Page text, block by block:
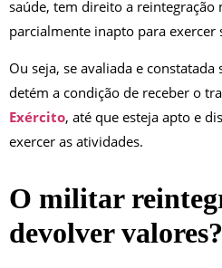
saúde, tem direito a reintegração
parcialmente inapto para exercer
Ou seja, se avaliada e constatada
detém a condição de receber o
Exército, até que esteja apto e
exercer as atividades.
O militar
devolver valores?